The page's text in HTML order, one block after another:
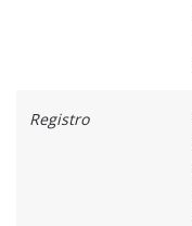
Registro